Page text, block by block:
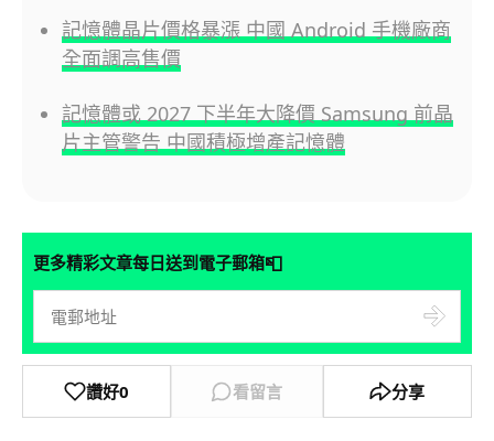
記憶體晶片價格暴漲 中國 Android 手機廠商
全面調高售價
記憶體或 2027 下半年大降價 Samsung 前晶
片主管警告 中國積極增產記憶體
更多精彩文章每日送到電子郵箱📮
讚好0 看留言 分享